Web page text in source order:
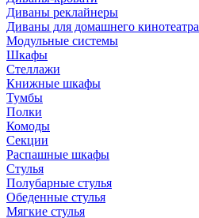
Диваны реклайнеры
Диваны для домашнего кинотеатра
Модульные системы
Шкафы
Стеллажи
Книжные шкафы
Тумбы
Полки
Комоды
Секции
Распашные шкафы
Стулья
Полубарные стулья
Обеденные стулья
Мягкие стулья